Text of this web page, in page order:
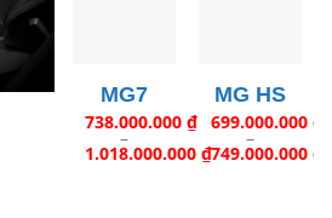
MG7
738.000.000 ₫
–
1.018.000.000 ₫
Khoảng
MG HS
699.000.000₫
–
749.000.000₫
Khoảng